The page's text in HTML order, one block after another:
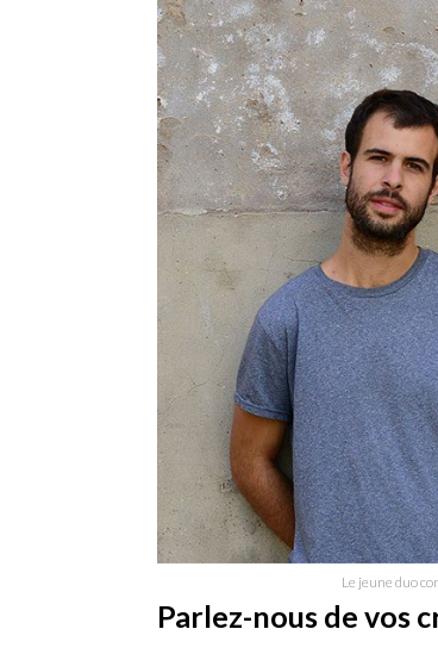
Le jeune duo
Parlez-nous de vos